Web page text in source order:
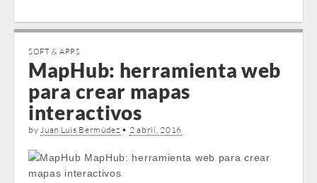
SOFT & APPS
MapHub: herramienta web
para crear mapas
interactivos
byJuan Luis Bermúdez • 2 abril, 2016